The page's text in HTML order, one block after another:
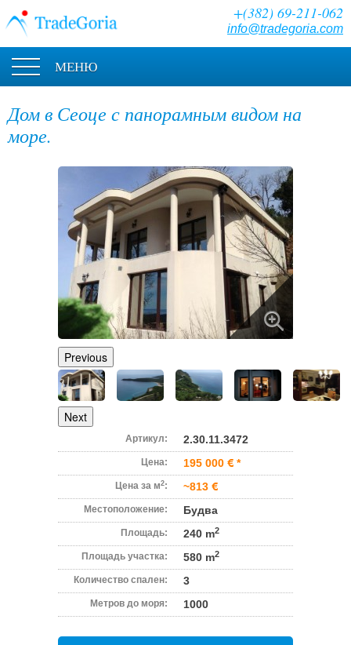
+(382) 69-211-062
info@tradegoria.com
МЕНЮ
Дом в Сеоце с панорамным видом на
море.
Previous
Next
Артикул: 2.30.11.3472
Цена: 195 000 *
Цена за м2: ~813
Местоположение: Будва
Площадь: 240 m2
Площадь участка: 580 m2
Количество спален: 3
Метров до моря: 1000